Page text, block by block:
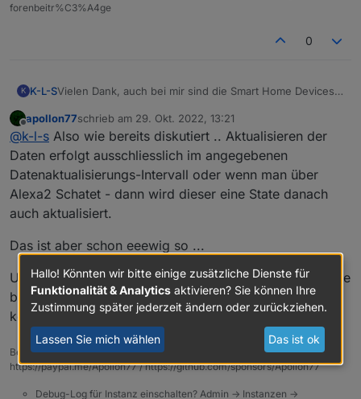
forenbeitr%C3%A4ge
0
K K-L-SVielen Dank, auch bei mir sind die Smart Home Devices
Schalte ich eine Device in der Alexa-App on(true) wird
der Status leider nicht durchgereicht. D.h. im iobroker
steht weiterhin false.
Offline
apollon77schrieb am 29. Okt. 2022, 13:21
zuletzt editiert von
@k-l-s Also wie bereits diskutiert .. Aktualisieren der
Daten erfolgt ausschliesslich im angegebenen
Datenaktualisierungs-Intervall oder wenn man über
Alexa2 Schatet - dann wird dieser eine State danach
auch aktualisiert.
Das ist aber schon eeewig so ...
Und hier auch: Bitte überlegt Euch ob nicht diese Geräte
besser über iobroker nativ angebunden sein
könnten/sollten -> Adapter-Requests erstellen!
Beitrag hat geholfen? Votet rechts unten im Beitrag :-)
https://paypal.me/Apollon77 / https://github.com/sponsors/Apollon77
Debug-Log für Instanz einschalten? Admin -> Instanzen ->
Hallo! Könnten wir bitte einige zusätzliche Dienste für
Funktionalität & Analytics aktivieren? Sie können Ihre
Zustimmung später jederzeit ändern oder zurückziehen.
Lassen Sie mich wählen Das ist ok